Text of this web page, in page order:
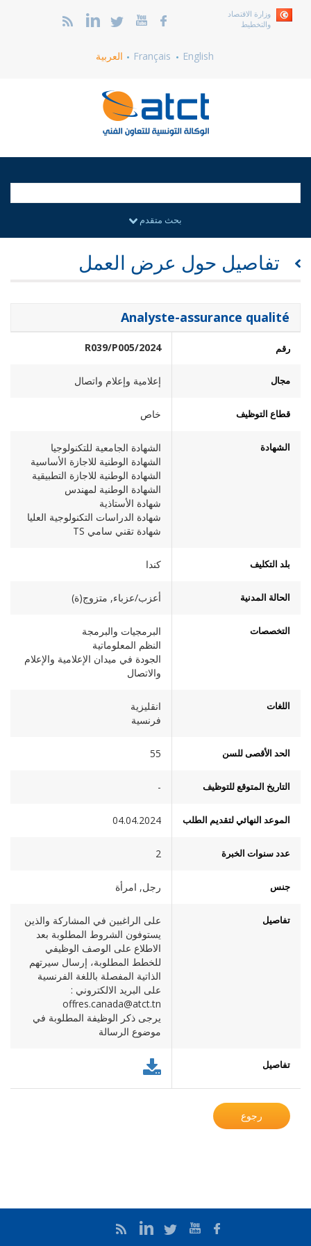
وزارة الاقتصاد
والتخطيط
English
Français العربية
بحث متقدم
تفاصيل حول عرض العمل
Analyste-assurance qualité
رقم 2024/R039/P005
مجال إعلامية وإعلام واتصال
قطاع التوظيف خاص
الشهادة
الشهادة الجامعية للتكنولوجيا
الشهادة الوطنية للاجازة الأساسية
الشهادة الوطنية للاجازة التطبيقية
الشهادة الوطنية لمهندس
شهادة الأستاذية
شهادة الدراسات التكنولوجية العليا
شهادة تقني سامي TS
بلد التكليف كندا
الحالة المدنية أعزب/عزباء, متزوج(ة)
التخصصات
البرمجيات والبرمجة
النظم المعلوماتية
الجودة في ميدان الإعلامية والإعلام
والاتصال
اللغات
انقليزية
فرنسية
الحد الأقصى للسن 55
التاريخ المتوقع للتوظيف -
الموعد النهائي لتقديم الطلب 04.04.2024
عدد سنوات الخبرة 2
جنس رجل, امرأة
تفاصيل
على الراغبين في المشاركة والذين
يستوفون الشروط المطلوبة بعد
الاطلاع على الوصف الوظيفي
للخطط المطلوبة، إرسال سيرتهم
الذاتية المفصلة باللغة الفرنسية
على البريد الالكتروني :
offres.canada@atct.tn
​يرجى ذكر الوظيفة المطلوبة في
موضوع الرسالة
تفاصيل
رجوع